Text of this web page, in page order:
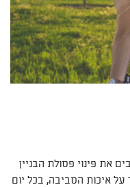
את פינוי פסולת הבניין
איכות הסביבה, בכל יום